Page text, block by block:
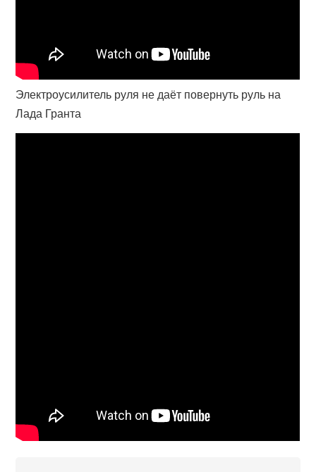
Электроусилитель руля не даёт повернуть руль на
Лада Гранта